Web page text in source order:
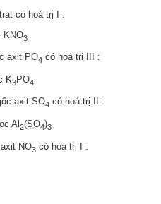
có hoá trị I :
KNO3
axit PO4 có hoá trị III :
K3PO4
axit SO4 có hoá trị II :
Al 2(SO4)3
NO3 có hoá trị I :